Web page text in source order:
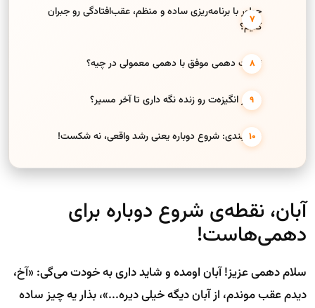
چطور با برنامه‌ریزی ساده و منظم، عقب‌افتادگی رو جبران
کنیم؟
تفاوت دهمی موفق با دهمی معمولی در چیه؟
چطور انگیزه‌ت رو زنده نگه داری تا آخر مسیر؟
جمع‌بندی: شروع دوباره یعنی رشد واقعی، نه شکست!
آبان، نقطه‌ی شروع دوباره برای
دهمی‌هاست!
سلام دهمی عزیز! آبان اومده و شاید داری به خودت می‌گی: «آخ،
دیدم عقب موندم، از آبان دیگه خیلی دیره...»، بذار یه چیز ساده